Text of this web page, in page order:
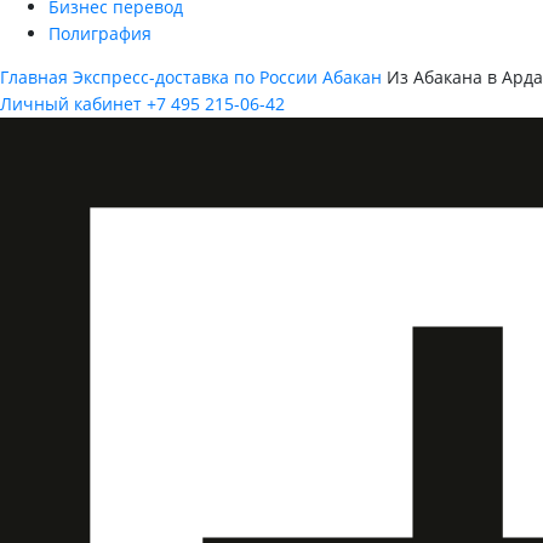
Бизнес перевод
Полиграфия
Главная Экспресс-доставка по России Абакан Из Абакана в
Личный кабинет +7 495 215-06-42